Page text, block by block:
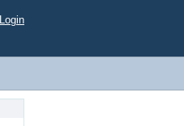
Login